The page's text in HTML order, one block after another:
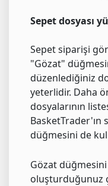
Sepet dosyası
Sepet siparişi
"Gözat"
düzenlediğiniz
yeterlidir. Daha
dosyalarının
BasketTrader'ın
düğmesini de
Gözat düğmesini
oluşturduğunuz